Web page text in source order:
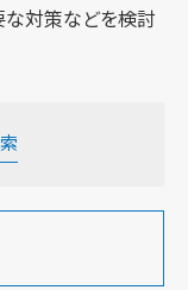
な対策などを検討